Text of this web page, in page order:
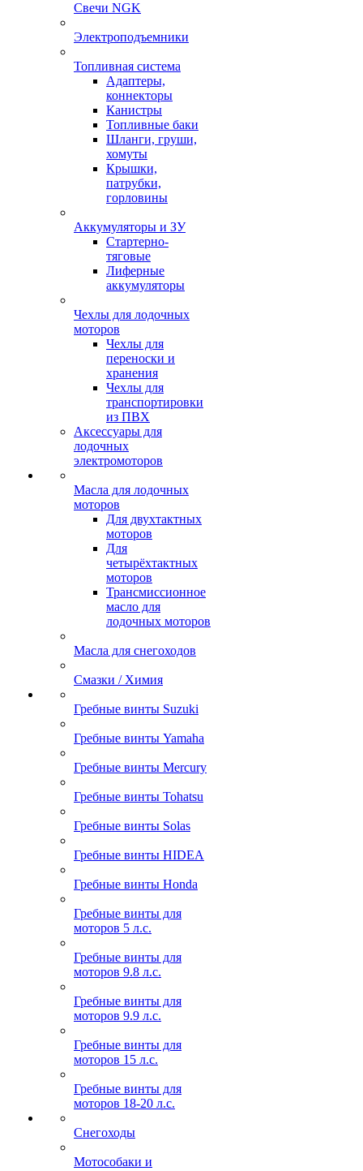
Свечи NGK
Электроподъемники
Топливная система
Адаптеры,
коннекторы
Канистры
Топливные баки
Шланги, груши,
хомуты
Крышки,
патрубки,
горловины
Аккумуляторы и ЗУ
Стартерно-
тяговые
Лиферные
аккумуляторы
Чехлы для лодочных
моторов
Чехлы для
переноски и
хранения
Чехлы для
транспортировки
из ПВХ
Аксессуары для
лодочных
электромоторов
Масла для лодочных
моторов
Для двухтактных
моторов
Для
четырёхтактных
моторов
Трансмиссионное
масло для
лодочных моторов
Масла для снегоходов
Смазки / Химия
Гребные винты Suzuki
Гребные винты Yamaha
Гребные винты Mercury
Гребные винты Tohatsu
Гребные винты Solas
Гребные винты HIDEA
Гребные винты Honda
Гребные винты для
моторов 5 л.с.
Гребные винты для
моторов 9.8 л.с.
Гребные винты для
моторов 9.9 л.с.
Гребные винты для
моторов 15 л.с.
Гребные винты для
моторов 18-20 л.с.
Снегоходы
Мотособаки и